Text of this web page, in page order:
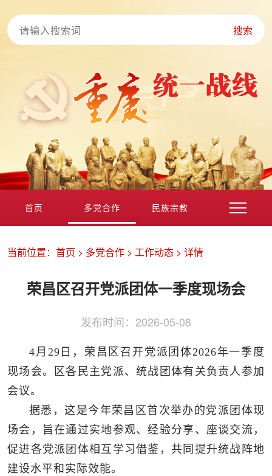
搜索
首页 多党合作 民族宗教
侨务工作 区县动态 统战历史文化
当前位置： 首页 > 多党合作 > 工作动态 > 详情
荣昌区召开党派团体一季度现场会
发布时间： 2026-05-08
4月29日，荣昌区召开党派团体2026年一季度
现场会。区各民主党派、统战团体有关负责人参加
会议。
据悉，这是今年荣昌区首次举办的党派团体现
场会，旨在通过实地参观、经验分享、座谈交流，
促进各党派团体相互学习借鉴，共同提升统战阵地
建设水平和实际效能。